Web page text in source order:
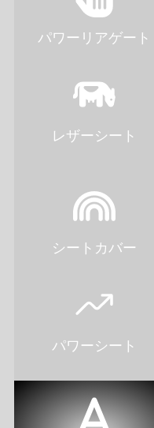
パワーリアゲート
レザーシート
シートカバー
パワーシート